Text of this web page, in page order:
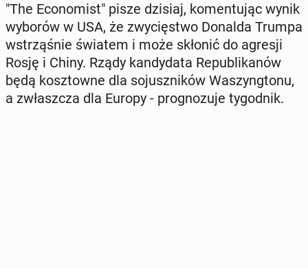
"The Eco­no­mist" pisze dzisiaj, ko­men­tu­jąc wynik
wyborów w USA, że zwy­cię­stwo Donalda Trumpa
wstrzą­śnie światem i może skłonić do agresji
Rosję i Chiny. Rządy kan­dy­da­ta Re­pu­bli­ka­nów
będą kosz­tow­ne dla so­jusz­ni­ków Wa­szyng­to­nu,
a zwłasz­cza dla Europy - pro­gno­zu­je ty­go­dnik.